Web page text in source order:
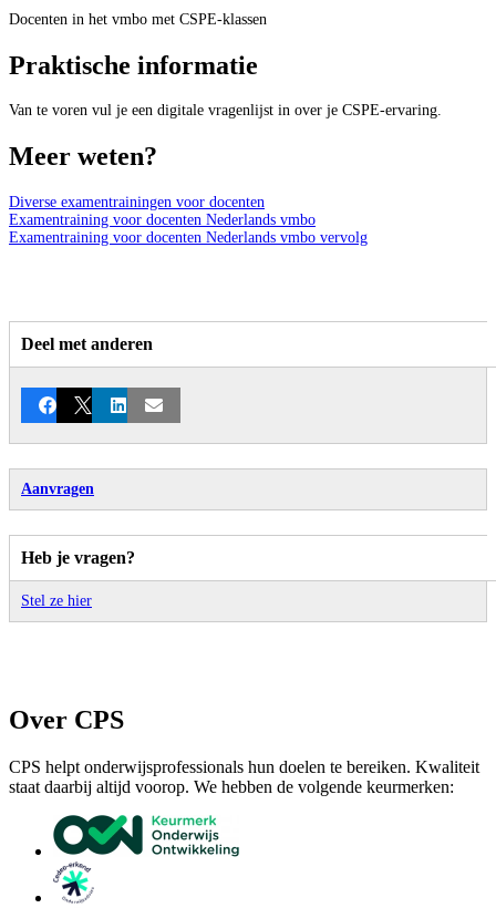
Docenten in het vmbo met CSPE-klassen
Praktische informatie
Van te voren vul je een digitale vragenlijst in over je CSPE-ervaring.
Meer weten?
Diverse examentrainingen voor docenten
Examentraining voor docenten Nederlands vmbo
Examentraining voor docenten Nederlands vmbo vervolg
Deel met anderen
Facebook
X LinkedInE-mail
Aanvragen
Heb je vragen?
Stel ze hier
Over CPS
CPS helpt onderwijsprofessionals hun doelen te bereiken. Kwaliteit
staat daarbij altijd voorop. We hebben de volgende keurmerken: